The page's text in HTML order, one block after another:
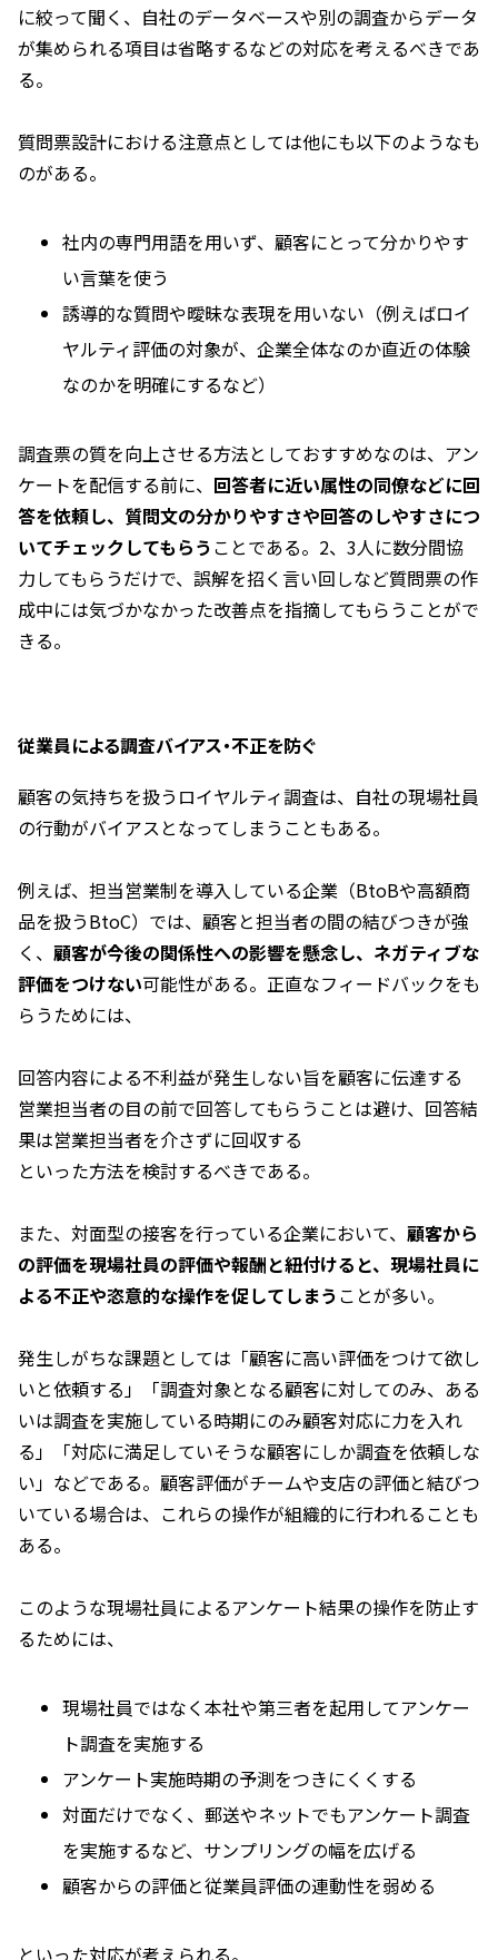
に絞って聞く、自社のデータベースや別の調査からデータ
が集められる項目は省略するなどの対応を考えるべきであ
る。
質問票設計における注意点としては他にも以下のようなも
のがある。
社内の専門用語を用いず、顧客にとって分かりやす
い言葉を使う
誘導的な質問や曖昧な表現を用いない（例えばロイ
ヤルティ評価の対象が、企業全体なのか直近の体験
なのかを明確にするなど）
調査票の質を向上させる方法としておすすめなのは、アン
ケートを配信する前に、 回答者に近い属性の同僚などに回
答を依頼し、質問文の分かりやすさや回答のしやすさにつ
いてチェックしてもらうことである。2、3人に数分間協
力してもらうだけで、誤解を招く言い回しなど質問票の作
成中には気づかなかった改善点を指摘してもらうことがで
きる。
従業員による調査バイアス・不正を防ぐ
顧客の気持ちを扱うロイヤルティ調査は、自社の現場社員
の行動がバイアスとなってしまうこともある。
例えば、担当営業制を導入している企業（BtoBや高額商
品を扱うBtoC）では、顧客と担当者の間の結びつきが強
く、 顧客が今後の関係性への影響を懸念し、ネガティブな
評価をつけない可能性がある。正直なフィードバックをも
らうためには、
回答内容による不利益が発生しない旨を顧客に伝達する
営業担当者の目の前で回答してもらうことは避け、回答結
果は営業担当者を介さずに回収する
といった方法を検討するべきである。
また、対面型の接客を行っている企業において、 顧客から
の評価を現場社員の評価や報酬と紐付けると、現場社員に
よる不正や恣意的な操作を促してしまうことが多い。
発生しがちな課題としては「顧客に高い評価をつけて欲し
いと依頼する」「調査対象となる顧客に対してのみ、ある
いは調査を実施している時期にのみ顧客対応に力を入れ
る」「対応に満足していそうな顧客にしか調査を依頼しな
い」などである。顧客評価がチームや支店の評価と結びつ
いている場合は、これらの操作が組織的に行われることも
ある。
このような現場社員によるアンケート結果の操作を防止す
るためには、
現場社員ではなく本社や第三者を起用してアンケー
ト調査を実施する
アンケート実施時期の予測をつきにくくする
対面だけでなく、郵送やネットでもアンケート調査
を実施するなど、サンプリングの幅を広げる
顧客からの評価と従業員評価の連動性を弱める
といった対応が考えられる。